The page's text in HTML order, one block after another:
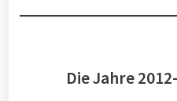
Die Jahre